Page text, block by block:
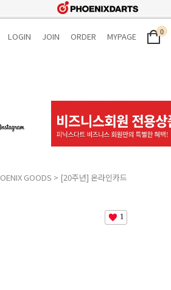
LOGIN JOIN ORDER MYPAGE 0
GOODS > [20주년] 온라인카드
1